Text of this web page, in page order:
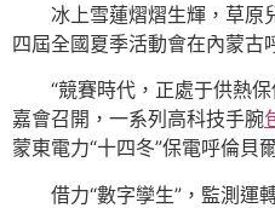
冰上雪蓮熠熠生輝，草原
四屆全國夏季活動會在內蒙古
“競賽時代，正處于供熱
嘉會召開，一系列高科技手腕
蒙東電力“十四冬”保電呼倫貝
借力“數字孿生”，監測運